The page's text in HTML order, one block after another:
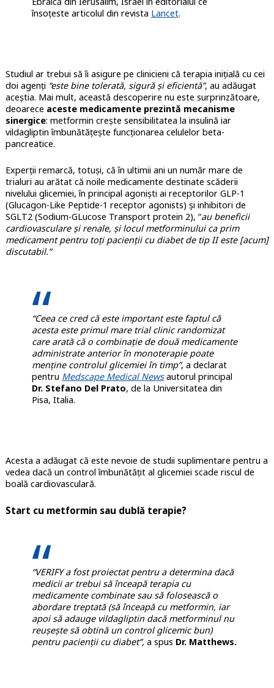
însoţeste articolul din revista Lancet.
Studiul ar trebui să îi asigure pe clinicieni că terapia iniţială cu cei
doi agenţi “este bine tolerată, sigură şi eficientă”, au adăugat
aceştia. Mai mult, această descoperire nu este surprinzătoare,
deoarece aceste medicamente prezintă mecanisme
sinergice: metformin creşte sensibilitatea la insulină iar
vildagliptin îmbunătăţeşte funcţionarea celulelor beta-
pancreatice.
Experții remarcă, totuşi, că în ultimii ani un număr mare de
trialuri au arătat că noile medicamente destinate scăderii
nivelului glicemiei, în principal agonişti ai receptorilor GLP-1
(Glucagon-Like Peptide-1 receptor agonists) şi inhibitori de
SGLT2 (Sodium-GLucose Transport protein 2), “au beneficii
cardiovasculare şi renale, şi locul metforminului ca prim
medicament pentru toţi pacienţii cu diabet de tip II este [acum]
discutabil.”
“Ceea ce cred că este important este faptul că
acesta este primul mare trial clinic randomizat
care arată că o combinație de două medicamente
administrate anterior în monoterapie poate
menţine controlul glicemiei în timp”, a declarat
pentru Medscape Medical Newsautorul principal
Dr. Stefano Del Prato, de la Universitatea din
Pisa, Italia.
Acesta a adăugat că este nevoie de studii suplimentare pentru a
vedea dacă un control îmbunătăţit al glicemiei scade riscul de
boală cardiovasculară.
Start cu metformin sau dublă terapie?
“VERIFY a fost proiectat pentru a determina dacă
medicii ar trebui să înceapă terapia cu
medicamente combinate sau să folosească o
abordare treptată (să înceapă cu metformin, iar
apoi să adauge vildagliptin dacă metforminul nu
reuşeşte să obtină un control glicemic bun)
pentru pacienţii cu diabet”, a spus Dr. Matthews.